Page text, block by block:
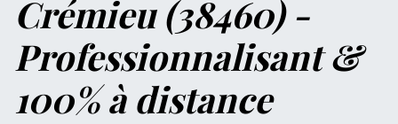
Crémieu (38460) -
Professionnalisant &
100% à distance